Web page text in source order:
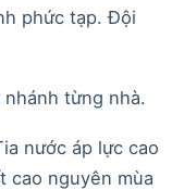
phức tạp. Đội
từng nhà.
nước áp lực cao
cao nguyên mùa